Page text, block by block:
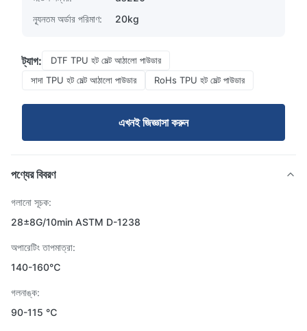
ন্যূনতম অর্ডার পরিমাণ:
20kg
ট্যাগ:
DTF TPU হট মেল্ট আঠালো পাউডার
সাদা TPU হট মেল্ট আঠালো পাউডার
RoHs TPU হট মেল্ট পাউডার
এখনই জিজ্ঞাসা করুন
পণ্যের বিবরণ
গলানো সূচক:
28±8G/10min ASTM D-1238
অপারেটিং তাপমাত্রা:
140-160℃
গলনাঙ্ক:
90-115 ℃